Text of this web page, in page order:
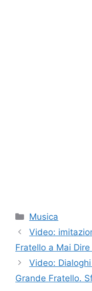
Categorie
Musica
Video:
Fratello a Mai
Video:
Grande Fratello.